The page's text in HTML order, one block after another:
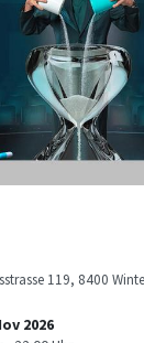
119, 8400